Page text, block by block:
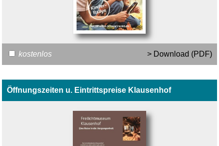
kostenlos > Download (PDF)
Öffnungszeiten u. Eintrittspreise Klausenhof